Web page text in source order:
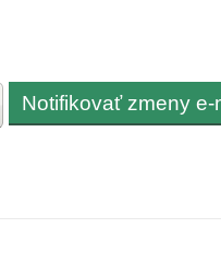
Pinterest
na Twitter
Zdielať na E-mail
Notifikovať zmeny e-